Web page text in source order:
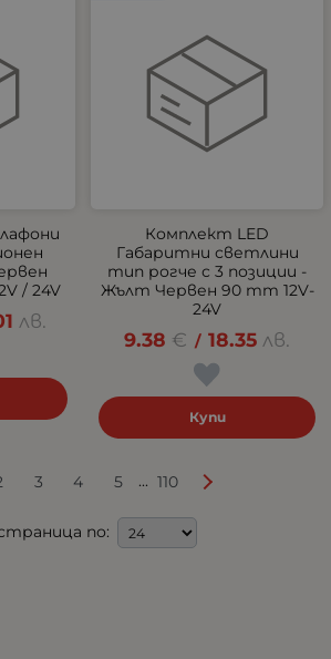
/ 24V
лв.
Комплект LED
Габаритни светлини
тип рогче с 3 позиции -
Жълт Червен 90 mm 12V-
24V
9.38 € / 18.35 лв.
Купи
3 4 5 ... 110
по: